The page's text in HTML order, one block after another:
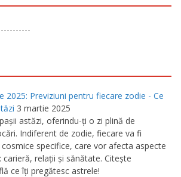
2025: Previziuni pentru fiecare zodie - Ce
3 martie 2025
astăzi, oferindu-ţi o zi plină de
Indiferent de zodie, fiecare va fi
specifice, care vor afecta aspecte
relaţii şi sănătate. Citeşte
ce îţi pregătesc astrele!